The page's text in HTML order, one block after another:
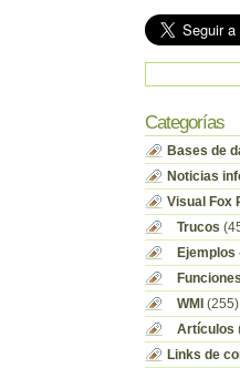
Categorías
Bases de
Noticias
Visual Fox
Trucos
Ejemplos
WMI (255)
Artículos
Links de